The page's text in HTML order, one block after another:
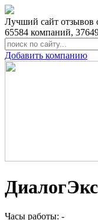
Лучший сайт отзывов
65584 компаний,
Добавить компанию
Часы работы: -